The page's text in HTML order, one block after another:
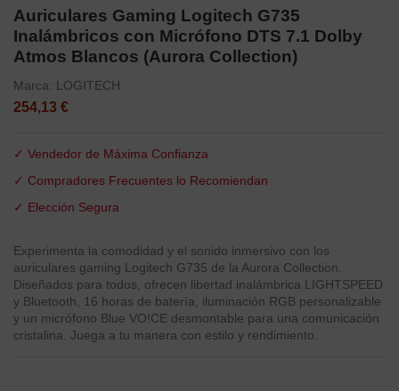
Auriculares Gaming Logitech G735
Inalámbricos con Micrófono DTS 7.1 Dolby
Atmos Blancos (Aurora Collection)
Marca: LOGITECH
254,13 €
✓ Vendedor de Máxima Confianza
✓ Compradores Frecuentes lo Recomiendan
✓ Elección Segura
Experimenta la comodidad y el sonido inmersivo con los
auriculares gaming Logitech G735 de la Aurora Collection.
Diseñados para todos, ofrecen libertad inalámbrica LIGHTSPEED
y Bluetooth, 16 horas de batería, iluminación RGB personalizable
y un micrófono Blue VO!CE desmontable para una comunicación
cristalina. Juega a tu manera con estilo y rendimiento.